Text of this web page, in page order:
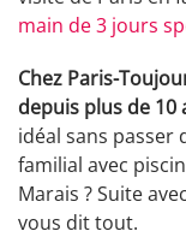
main de 3 jours
Chez Paris-
depuis plus de 10
idéal sans passer
familial avec
Marais ? Suite
vous dit tout.